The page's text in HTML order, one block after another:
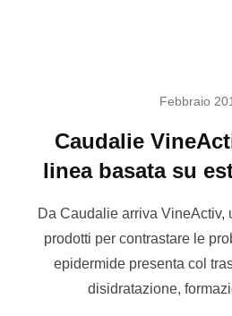
Febbraio
Caudalie
linea basata su
Da Caudalie arriva VineActiv,
prodotti per contrastare le
epidermide presenta col
disidratazione,